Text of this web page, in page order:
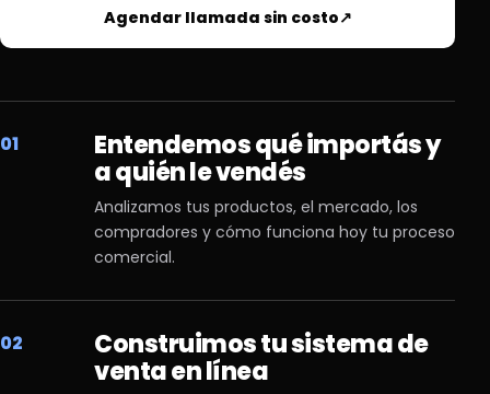
Agendar llamada sin costo↗
01
Entendemos qué importás y
a quién le vendés
Analizamos tus productos, el mercado, los
compradores y cómo funciona hoy tu proceso
comercial.
02
Construimos tu sistema de
venta en línea